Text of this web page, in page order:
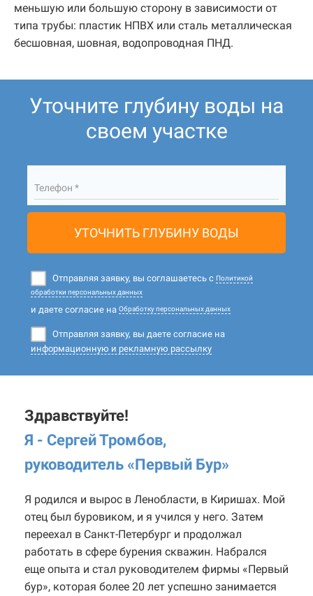
меньшую или большую сторону в зависимости от
типа трубы: пластик НПВХ или сталь металлическая
бесшовная, шовная, водопроводная ПНД.
Уточните глубину воды на
своем участке
Телефон *
УТОЧНИТЬ ГЛУБИНУ ВОДЫ
Отправляя заявку, вы соглашаетесь с Политикой
обработки персональных данных
и даете согласие на Обработку персональных данных
Отправляя заявку, вы даете согласие на
информационную и рекламную рассылку
Здравствуйте!
Я - Сергей Тромбов,
руководитель «Первый Бур»
Я родился и вырос в Ленобласти, в Киришах. Мой
отец был буровиком, и я учился у него. Затем
переехал в Санкт-Петербург и продолжал
работать в сфере бурения скважин. Набрался
еще опыта и стал руководителем фирмы «Первый
бур», которая более 20 лет успешно занимается